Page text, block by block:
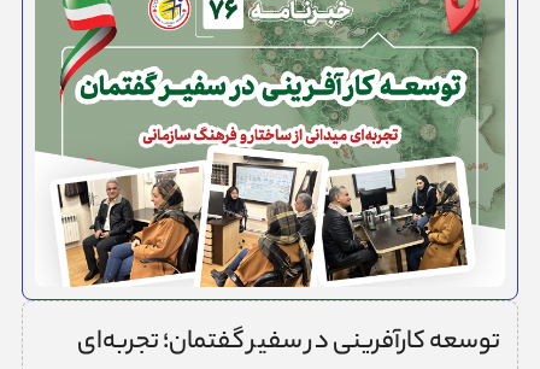
توسعه کارآفرینی در سفیر گفتمان؛ تجربه‌ای